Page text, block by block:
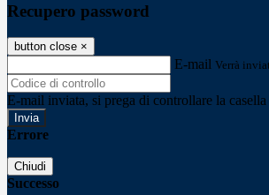
Recupero password
button close ×
E-mail Verrà
E-mail inviata, si prega di controllare la
Errore
Chiudi
Successo